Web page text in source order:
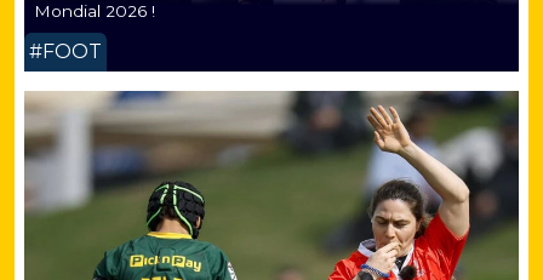
Mondial 2026 !
#FOOT